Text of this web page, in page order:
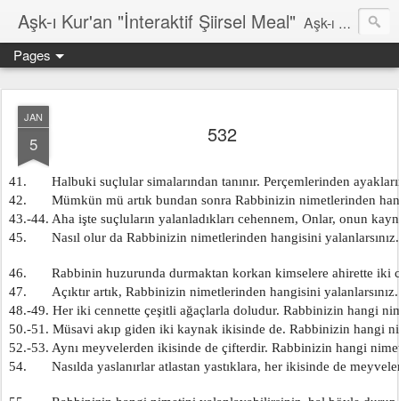
Aşk-ı Kur'an "İnteraktif Şiirsel Meal" Aşk-ı Kur'an; Orjinali, devrin tüm şiirlerini ortadan kaldırıp, kendine özgün şiirsel ahengiyle, tahta oturan Kur'an'ı Kerim'dir. Bu çalışma ise şiir tadında, ama şiir olduğu iddaa edilmeyen özgün bir mealidir. Şiir, şairin kendine göre hissettiği, şiir okuyucunun da kendine göre haz aldığı özgün bir duygusal bütünlüktür. İnteraktif Kuran'ı Kerim Meali, işiten herkese kendine has ruhsal bir bütünlük verir.
Pages
JAN
5 532
41.       Halbuki suçlular simalarından tanınır. Perçemlerinden
42.       Mümkün mü artık bundan sonra Rabbinizin nimetlerinden
43.-44. Aha işte suçluların yalanladıkları cehennem, Onlar, onun
45.       Nasıl olur da Rabbinizin nimetlerinden hangisini
46.       Rabbinin huzurunda durmaktan korkan kimselere ahirette iki
47.       Açıktır artık, Rabbinizin nimetlerinden hangisini
48.-49. Her iki cennette çeşitli ağaçlarla doludur. Rabbinizin hangi
50.-51. Müsavi akıp giden iki kaynak ikisinde de. Rabbinizin hangi
52.-53. Aynı meyvelerden ikisinde de çifterdir. Rabbinizin hangi
54.       Nasılda yaslanırlar atlastan yastıklara, her ikisinde de